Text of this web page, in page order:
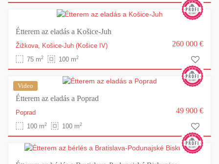
Étterem az eladás a Košice-Juh
Žižkova, Košice-Juh (Košice IV)
75 m2 100 m2
260 000 €
Video
Étterem az eladás a Poprad
Poprad
100 m2 100 m2
49 900 €